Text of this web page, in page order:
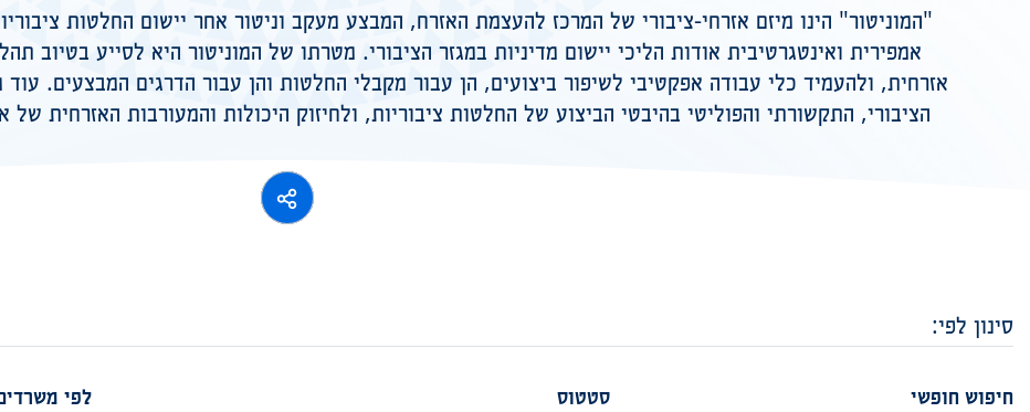
"המוניטור" הינו מיזם אזרחי-ציבורי של המרכז להעצמת האזרח, המבצע מעקב וניטור אחר יישום החלטות
אמפירית ואינטגרטיבית אודות הליכי יישום מדיניות במגזר הציבורי. מטרתו של המוניטור היא לסייע בטיוב
אזרחית, ולהעמיד כלי עבודה אפקטיבי לשיפור ביצועים, הן עבור מקבלי החלטות והן עבור הדרגים המבצעים.
הציבורי, התקשורתי והפוליטי בהיבטי הביצוע של החלטות ציבוריות, ולחיזוק היכולות והמעורבות האזרחית
סינון לפי:
חיפוש חופשי סטטוס לפי